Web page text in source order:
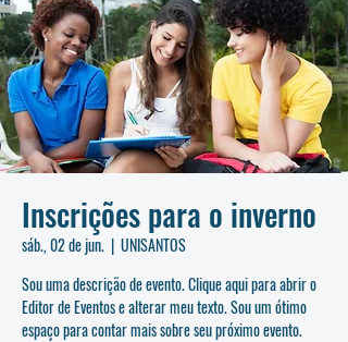
Inscrições para o inverno
sáb., 02 de jun.
  |
UNISANTOS
Sou uma descrição de evento. Clique aqui para abrir o
Editor de Eventos e alterar meu texto. Sou um ótimo
espaço para contar mais sobre seu próximo evento.